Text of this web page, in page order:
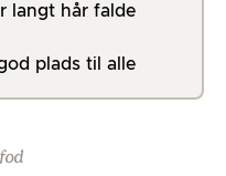
langt hår falde
plads til alle